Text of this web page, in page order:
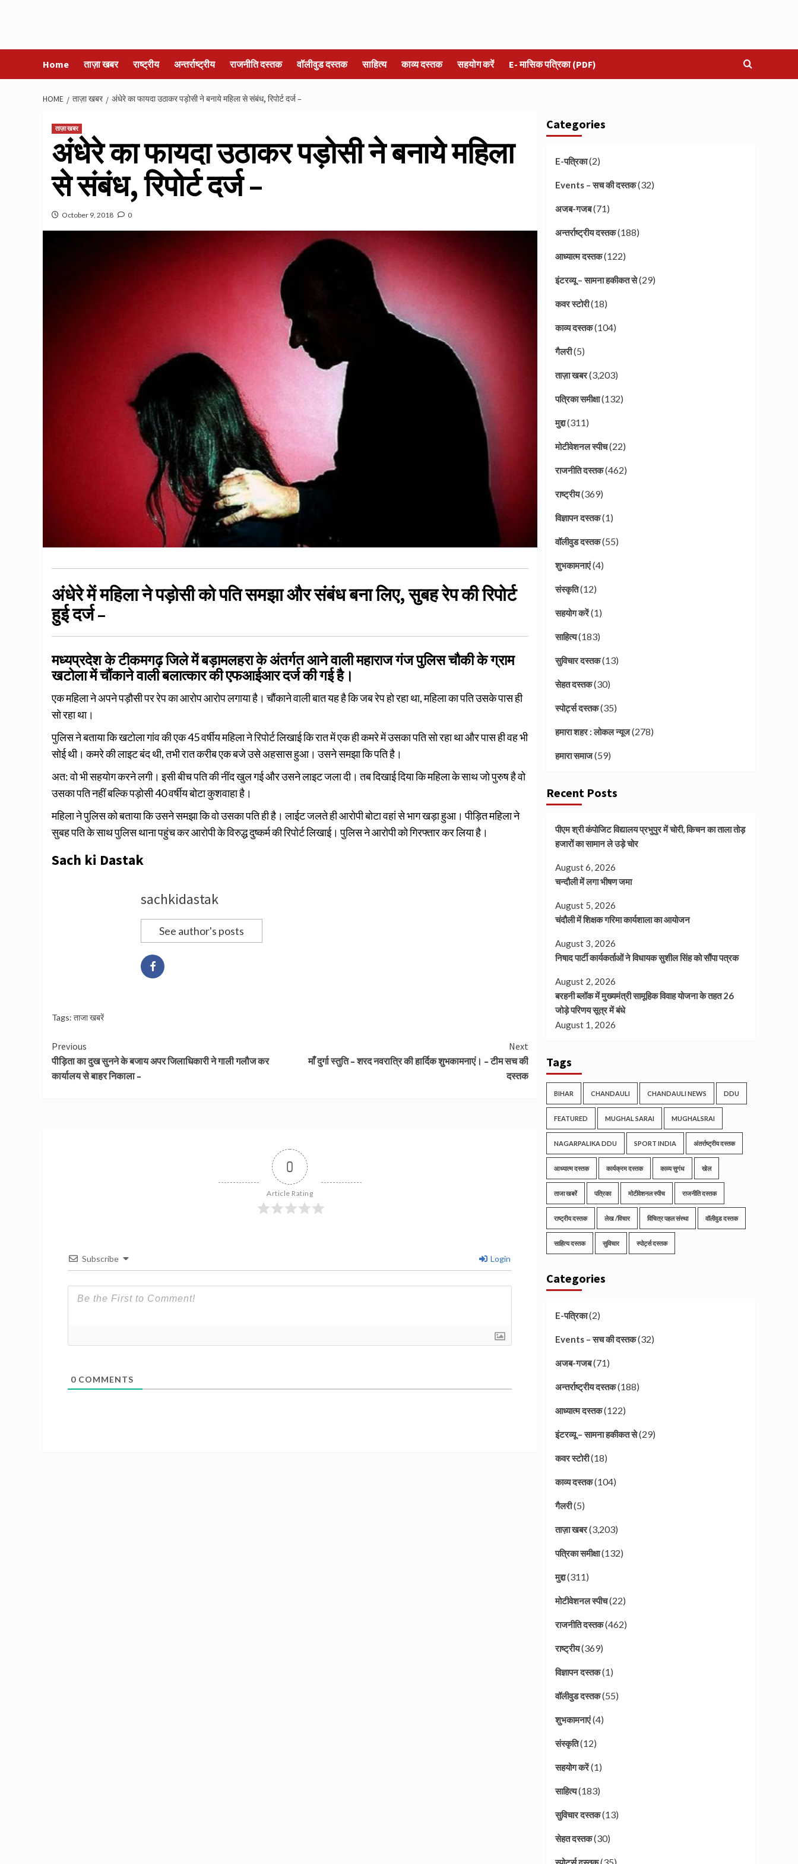
Home ताज़ा खबर राष्ट्रीय अन्तर्राष्ट्रीय राजनीति दस्तक वॉलीवुड दस्तक साहित्य काव्य दस्तक सहयोग करें E- मासिक पत्रिका (PDF)
HOME ताज़ा खबर अंधेरे का फायदा उठाकर पड़ोसी ने बनाये महिला से संबंध, रिपोर्ट दर्ज –
ताज़ा खबर
अंधेरे का फायदा उठाकर पड़ोसी ने बनाये महिला
से संबंध, रिपोर्ट दर्ज –
October 9, 2018 0
अंधेरे में महिला ने पड़ोसी को पति समझा और संबंध बना लिए, सुबह रेप की रिपोर्ट
हुई दर्ज –
मध्यप्रदेश के टीकमगढ़ जिले में बड़ामलहरा के अंतर्गत आने वाली महाराज गंज पुलिस चौकी के ग्राम
खटोला में चौंकाने वाली बलात्कार की एफआईआर दर्ज की गई है।
एक महिला ने अपने पड़ौसी पर रेप का आरोप आरोप लगाया है। चौंकाने वाली बात यह है कि जब रेप हो रहा था, महिला का पति उसके पास ही
सो रहा था।
पुलिस ने बताया कि खटोला गांव की एक 45 वर्षीय महिला ने रिपोर्ट लिखाई कि रात में एक ही कमरे में उसका पति सो रहा था और पास ही वह भी
सोई थी। कमरे की लाइट बंद थी, तभी रात करीब एक बजे उसे अहसास हुआ। उसने समझा कि पति है।
अत: वो भी सहयोग करने लगी। इसी बीच पति की नींद खुल गई और उसने लाइट जला दी। तब दिखाई दिया कि महिला के साथ जो पुरुष है वो
उसका पति नहीं बल्कि पड़ोसी 40 वर्षीय बोटा कुशवाहा है।
महिला ने पुलिस को बताया कि उसने समझा कि वो उसका पति ही है। लाईट जलते ही आरोपी बोटा वहां से भाग खड़ा हुआ। पीड़ित महिला ने
सुबह पति के साथ पुलिस थाना पहुंच कर आरोपी के विरुद्ध दुष्कर्म की रिपोर्ट लिखाई। पुलिस ने आरोपी को गिरफ्तार कर लिया है।
Sach ki Dastak
sachkidastak
See author's posts
Tags: ताजा खबरें
Continue
Reading
Previous
पीड़िता का दुख सुनने के बजाय अपर जिलाधिकारी ने गाली गलौज कर
कार्यालय से बाहर निकाला –
Next
माँ दुर्गा स्तुति – शरद नवरात्रि की हार्दिक शुभकामनाएं। – टीम सच की
दस्तक
0
Article Rating
Subscribe Login
0 COMMENTS
Categories
E-पत्रिका(2)
Events – सच की दस्तक(32)
अजब-गजब(71)
अन्तर्राष्ट्रीय दस्तक(188)
आध्यात्म दस्तक(122)
इंटरव्यू – सामना हकीकत से(29)
कवर स्टोरी(18)
काव्य दस्तक(104)
गैलरी(5)
ताज़ा खबर(3,203)
पत्रिका समीक्षा(132)
मुद्दा(311)
मोटीवेशनल स्पीच(22)
राजनीति दस्तक(462)
राष्ट्रीय(369)
विज्ञापन दस्तक(1)
वॉलीवुड दस्तक(55)
शुभकामनाएं(4)
संस्कृति(12)
सहयोग करें(1)
साहित्य(183)
सुविचार दस्तक(13)
सेहत दस्तक(30)
स्पोर्ट्स दस्तक(35)
हमारा शहर : लोकल न्यूज(278)
हमारा समाज(59)
Recent Posts
पीएम श्री कंपोजिट विद्यालय प्रभुपुर में चोरी, किचन का ताला तोड़
हजारों का सामान ले उड़े चोर
August 6, 2026
चन्दौली में लगा भीषण जमा
August 5, 2026
चंदौली में शिक्षक गरिमा कार्यशाला का आयोजन
August 3, 2026
निषाद पार्टी कार्यकर्ताओं ने विधायक सुशील सिंह को सौंपा पत्रक
August 2, 2026
बरहनी ब्लॉक में मुख्यमंत्री सामूहिक विवाह योजना के तहत 26
जोड़े परिणय सूत्र में बंधे
August 1, 2026
Tags
BIHAR CHANDAULI CHANDAULI NEWS DDU
FEATURED MUGHAL SARAI MUGHALSRAI
NAGARPALIKA DDU SPORT INDIA अंतर्राष्ट्रीय दस्तक
आध्यात्म दस्तक कार्यक्रम दस्तक काव्य सुगंध खेल
ताजा खबरें पत्रिका मोटीवेशनल स्पीच राजनीति दस्तक
राष्ट्रीय दस्तक लेख /विचार विचित्र पहल संस्था वॉलीवुड दस्तक
साहित्य दस्तक सुविचार स्पोर्ट्स दस्तक
Categories
E-पत्रिका(2)
Events – सच की दस्तक(32)
अजब-गजब(71)
अन्तर्राष्ट्रीय दस्तक(188)
आध्यात्म दस्तक(122)
इंटरव्यू – सामना हकीकत से(29)
कवर स्टोरी(18)
काव्य दस्तक(104)
गैलरी(5)
ताज़ा खबर(3,203)
पत्रिका समीक्षा(132)
मुद्दा(311)
मोटीवेशनल स्पीच(22)
राजनीति दस्तक(462)
राष्ट्रीय(369)
विज्ञापन दस्तक(1)
वॉलीवुड दस्तक(55)
शुभकामनाएं(4)
संस्कृति(12)
सहयोग करें(1)
साहित्य(183)
सुविचार दस्तक(13)
सेहत दस्तक(30)